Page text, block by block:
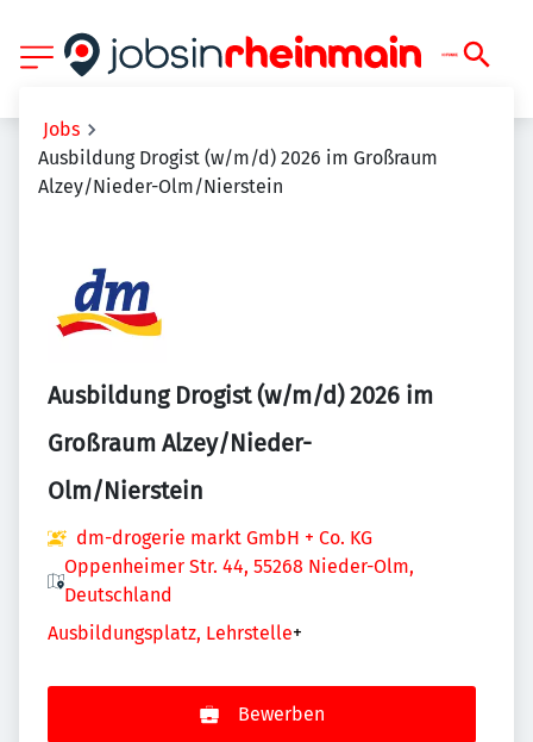
Jobs
Ausbildung Drogist (w/m/d) 2026 im Großraum
Alzey/Nieder-Olm/Nierstein
Ausbildung Drogist (w/m/d) 2026 im
Großraum Alzey/Nieder-
Olm/Nierstein
dm-drogerie markt GmbH + Co. KG
Oppenheimer Str. 44, 55268 Nieder-Olm,
Deutschland
Ausbildungsplatz, Lehrstelle+
Bewerben